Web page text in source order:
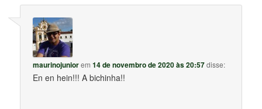
maurinojuniorem14 de novembro de 2020 às 20:57disse:
En en hein!!! A bichinha!!